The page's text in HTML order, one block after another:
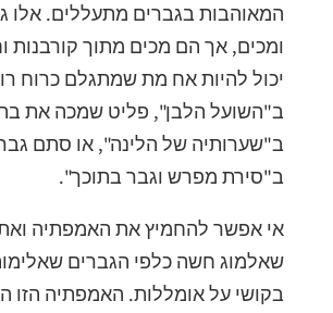
המאוהבות בגברים מתעללים. אלו
ומכים, אך הם מכים מתוך קורבנות
יכול להיות אח מת שמתגלם כרוח
ב"השועל הלבן", פליט שמכה את בת
ב"שערותיה של הלינה", או סתם
ב"סירת מפרש וגבר בתוכך".
אי אפשר להחמיץ את האמפתיה
שאלמוג חשה כלפי הגברים
בקושי על אומללות. האמפתיה הזו